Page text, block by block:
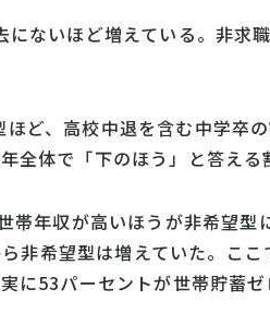
ないほど増えている。非求
ど、高校中退を含む中学卒
全体で「下のほう」と答える
年収が高いほうが非希望型
非希望型は増えていた。こ
に53パーセントが世帯貯蓄